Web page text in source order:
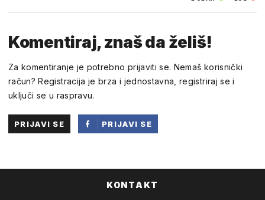
Komentiraj, znaš da želiš!
Za komentiranje je potrebno prijaviti se. Nemaš korisnički
račun? Registracija je brza i jednostavna, registriraj se i
uključi se u raspravu.
PRIJAVI SE
PRIJAVI SE
KONTAKT